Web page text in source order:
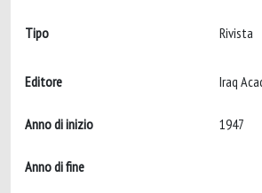
Tipo Rivista
Editore
Anno di inizio
Anno di fine